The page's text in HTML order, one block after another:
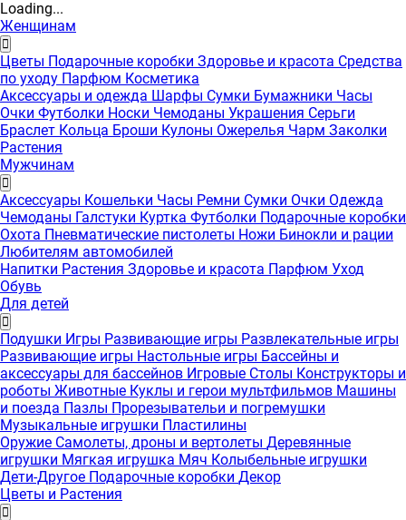
Loading...
Женщинам
Цветы Подарочные коробки Здоровье и красота Средства
по уходу Парфюм Косметика
Аксессуары и одежда Шарфы Сумки Бумажники Часы
Очки Футболки Носки Чемоданы Украшения Серьги
Браслет Кольца Броши Кулоны Ожерелья Чарм Заколки
Растения
Мужчинам
Аксессуары Кошельки Часы Ремни Сумки Очки Одежда
Чемоданы Галстуки Куртка Футболки Подарочные коробки
Охота Пневматические пистолеты Ножи Бинокли и рации
Любителям автомобилей
Напитки Растения Здоровье и красота Парфюм Уход
Обувь
Для детей
Подушки Игры Развивающие игры Развлекательные игры
Развивающие игры Настольные игры Бассейны и
аксессуары для бассейнов Игровые Столы Конструкторы и
роботы Животные Куклы и герои мультфильмов Машины
и поезда Пазлы Прорезывательи и погремушки
Музыкальные игрушки Пластилины
Оружие Самолеты, дроны и вертолеты Деревянные
игрушки Мягкая игрушка Мяч Колыбельные игрушки
Дети-Другое Подарочные коробки Декор
Цветы и Растения